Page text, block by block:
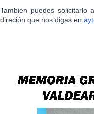
Tambien puedes
direción que nos digas en